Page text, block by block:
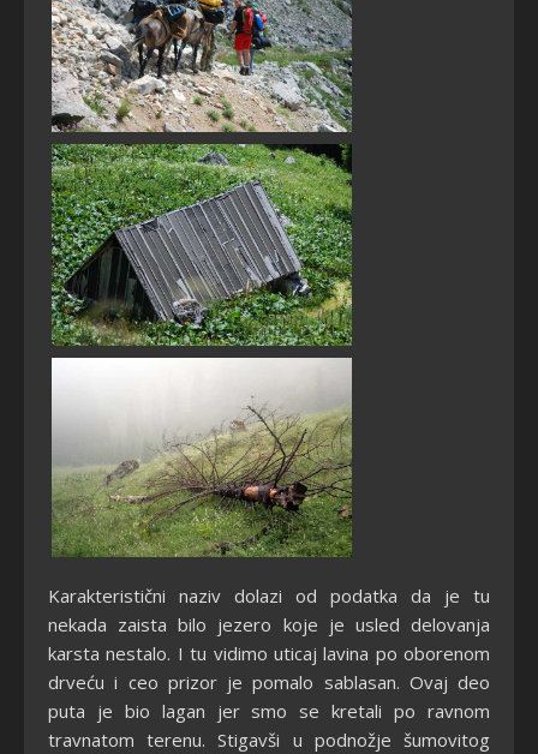
Karakteristični naziv dolazi od podatka da je tu
nekada zaista bilo jezero koje je usled delovanja
karsta nestalo. I tu vidimo uticaj lavina po oborenom
drveću i ceo prizor je pomalo sablasan. Ovaj deo
puta je bio lagan jer smo se kretali po ravnom
travnatom terenu. Stigavši u podnožje šumovitog